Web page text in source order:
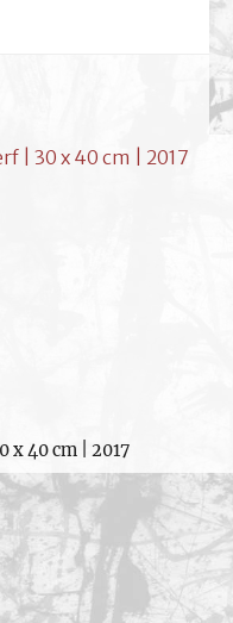
| 30 x 40 cm | 2017
40 cm | 2017